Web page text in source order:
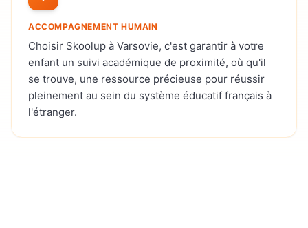
ACCOMPAGNEMENT HUMAIN
Choisir Skoolup à Varsovie, c'est garantir à votre
enfant un suivi académique de proximité, où qu'il
se trouve, une ressource précieuse pour réussir
pleinement au sein du système éducatif français à
l'étranger.